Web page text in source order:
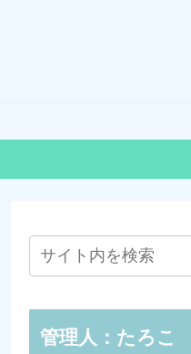
管理人：たろこ